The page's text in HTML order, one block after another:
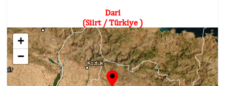
Dari
(Siirt / Türkiye )
+
−